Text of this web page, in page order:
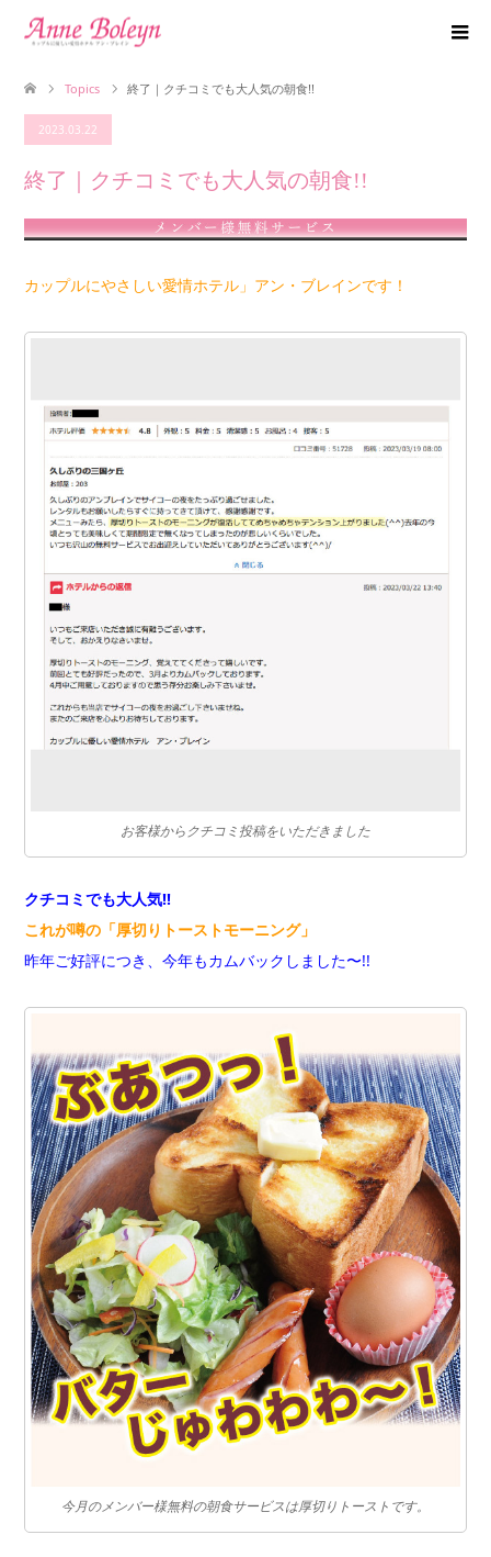
Topics 終了｜クチコミでも大人気の朝食!!
2023.03.22
終了｜クチコミでも大人気の朝食!!
カップルにやさしい愛情ホテル」アン・ブレインです！
お客様からクチコミ投稿をいただきました
クチコミでも大人気!!
これが噂の「厚切りトーストモーニング」
昨年ご好評につき、今年もカムバックしました〜!!
今月のメンバー様無料の朝食サービスは厚切りトーストです。